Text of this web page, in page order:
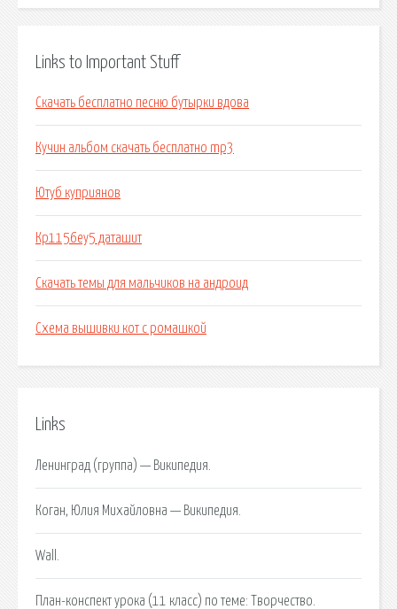
Links to Important Stuff
Скачать бесплатно песню бутырки вдова
Кучин альбом скачать бесплатно mp3
Ютуб куприянов
Кр1156еу5 даташит
Скачать темы для мальчиков на андроид
Схема вышивки кот с ромашкой
Links
Ленинград (группа) — Википедия.
Коган, Юлия Михайловна — Википедия.
Wall.
План-конспект урока (11 класс) по теме: Творчество.